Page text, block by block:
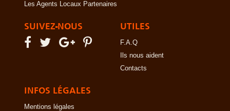
Les Agents Locaux Partenaires
SUIVEZ-NOUS UTILES
F.A.Q
Ils nous aident
Contacts
INFOS LÉGALES
Mentions légales